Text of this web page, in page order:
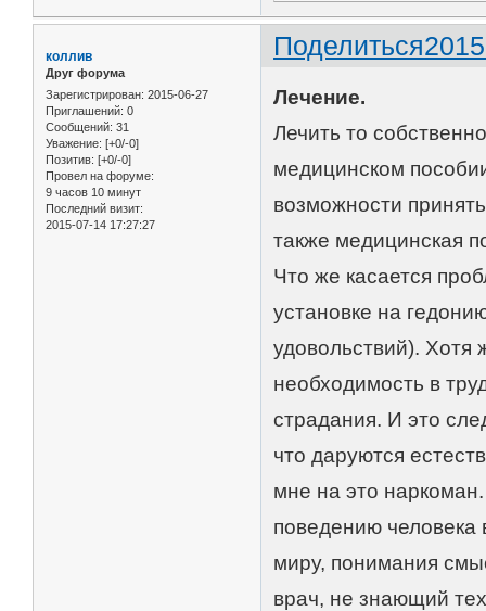
Поделиться
коллив
Друг форума
Зарегистрирован: 2015-06-27
Приглашений: 0
Сообщений: 31
Уважение: [+0/-0]
Позитив: [+0/-0]
Провел на форуме:
9 часов 10 минут
Последний визит:
2015-07-14 17:27:27
Лечение.
Лечить то
медицинском
возможности
также медицинская
Что же касается
установке на
удовольствий). Хотя
необходимость в
страдания. И это
что даруются
мне на это
поведению
миру, понимания
врач, не знающий